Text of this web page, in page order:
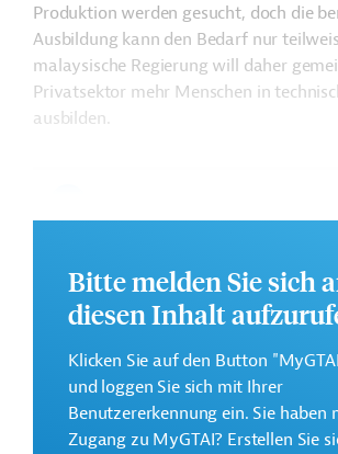
Produktion werden gesucht, doch die
Ausbildung kann den Bedarf nur
malaysische Regierung will daher
Privatsektor mehr Menschen in
ausbilden.
Relativ hohes Bildungsniveau und
weitverbreitete englische
Ausbildung stärker fördern
Gut entwickelte Industriecluster
Personalsuche
Bitte melden Sie sich
diesen Inhalt
Klicken Sie auf den Button
und loggen Sie sich mit Ihrer
Benutzererkennung ein. Sie haben
Zugang zu MyGTAI? Erstellen Sie